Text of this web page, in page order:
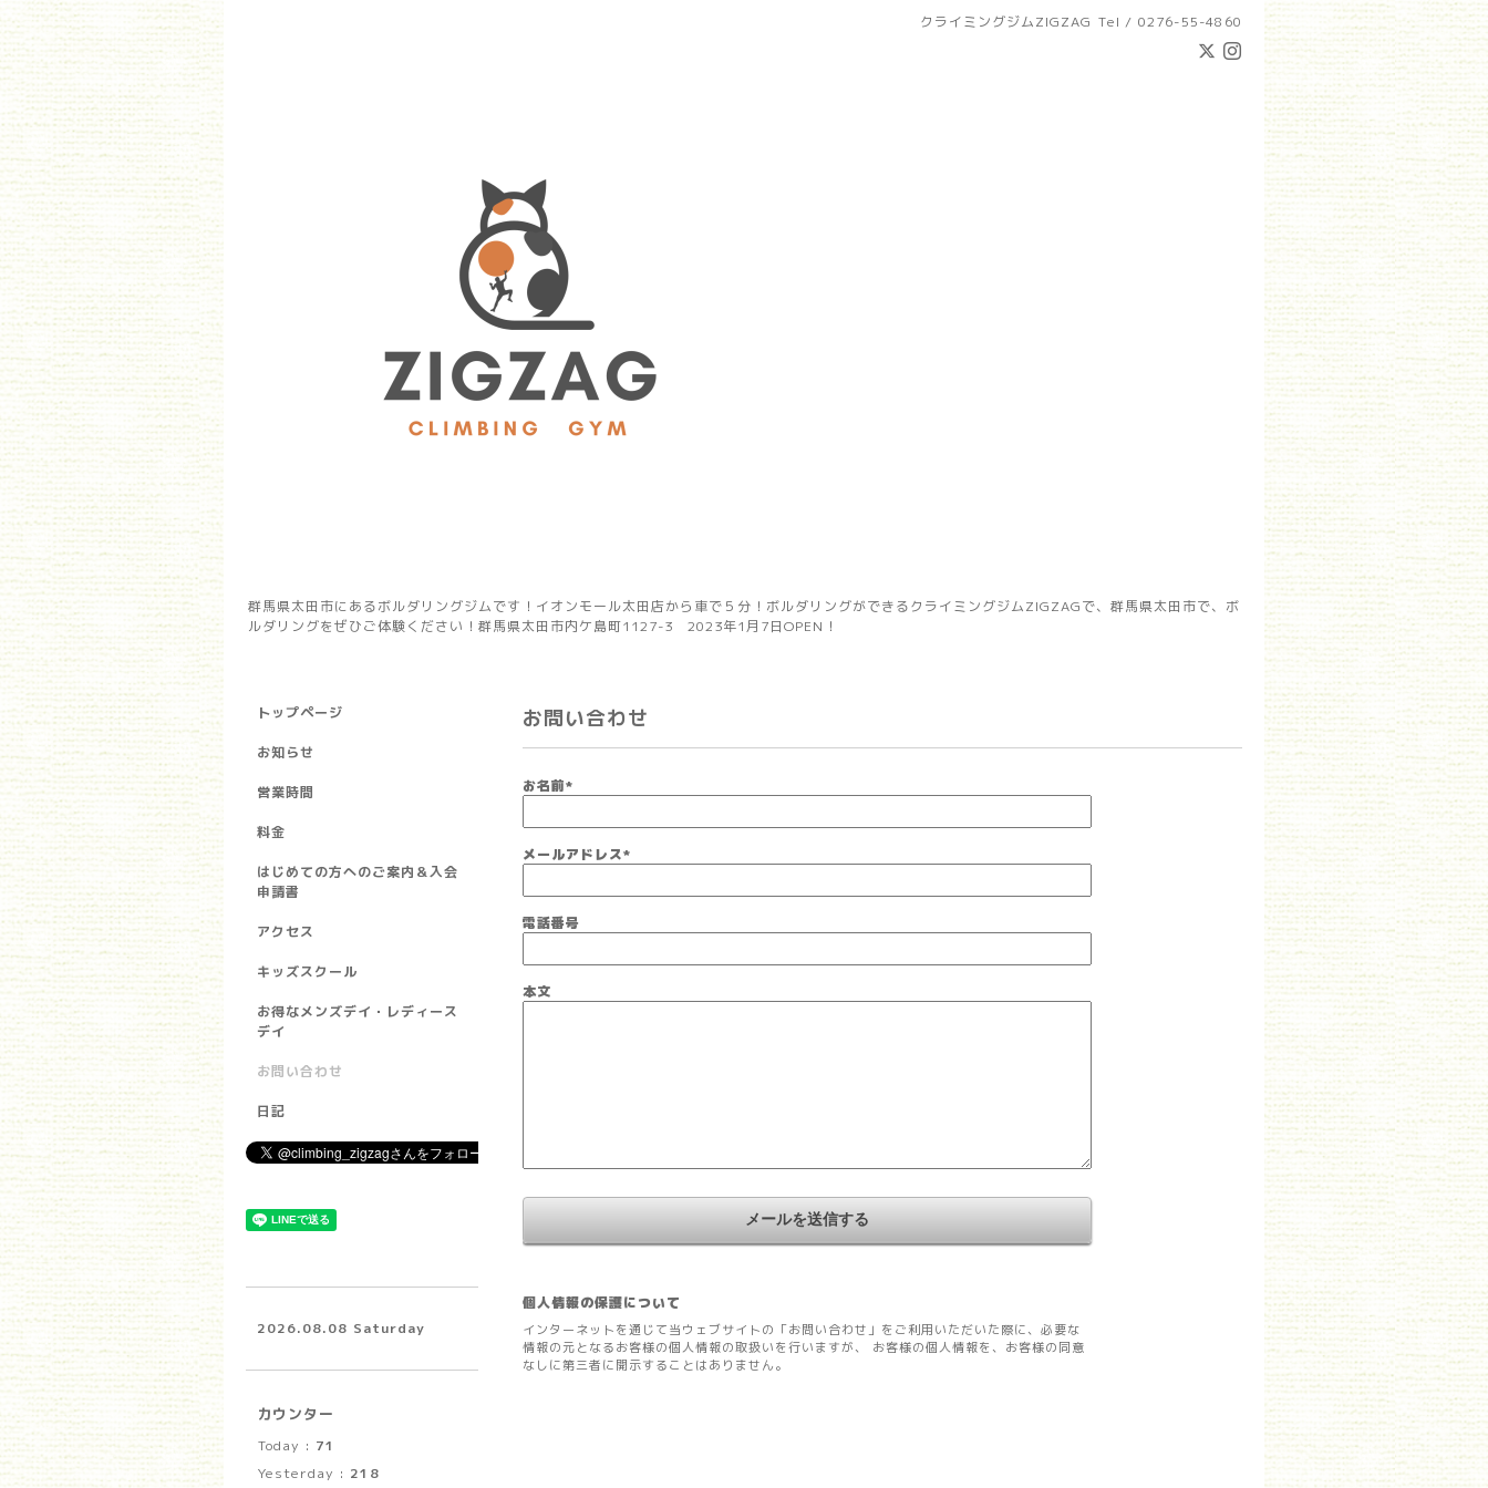
クライミングジムZIGZAG Tel / 0276-55-4860
群馬県太田市にあるボルダリングジムです！イオンモール太田店から車で５分！ボルダリングができるクライミングジムZIGZAGで、群馬県太田市で、ボ
ルダリングをぜひご体験ください！群馬県太田市内ケ島町1127-3 2023年1月7日OPEN！
お問い合わせ
お名前*
メールアドレス*
電話番号
本文
個人情報の保護について
インターネットを通じて当ウェブサイトの「お問い合わせ」をご利用いただいた際に、必要な
情報の元となるお客様の個人情報の取扱いを行いますが、 お客様の個人情報を、お客様の同意
なしに第三者に開示することはありません。
トップページ
お知らせ
営業時間
料金
はじめての方へのご案内＆入会
申請書
アクセス
キッズスクール
お得なメンズデイ・レディース
デイ
お問い合わせ
日記
2026.08.08 Saturday
カウンター
Today : 71
Yesterday : 218